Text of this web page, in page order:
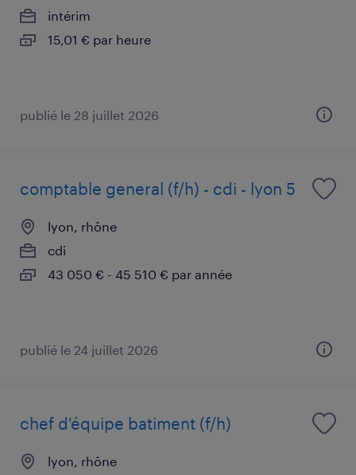
intérim
15,01 € par heure
publié le 28 juillet 2026
comptable general (f/h) - cdi - lyon 5
lyon, rhône
cdi
43 050 € - 45 510 € par année
publié le 24 juillet 2026
chef d'équipe batiment (f/h)
lyon, rhône